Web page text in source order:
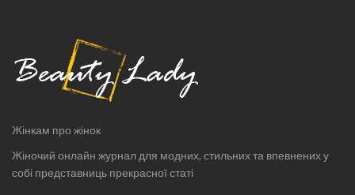
Жінкам про жінок
Жіночий онлайн журнал для модних, стильних та впевнених у
собі представниць прекрасної статі